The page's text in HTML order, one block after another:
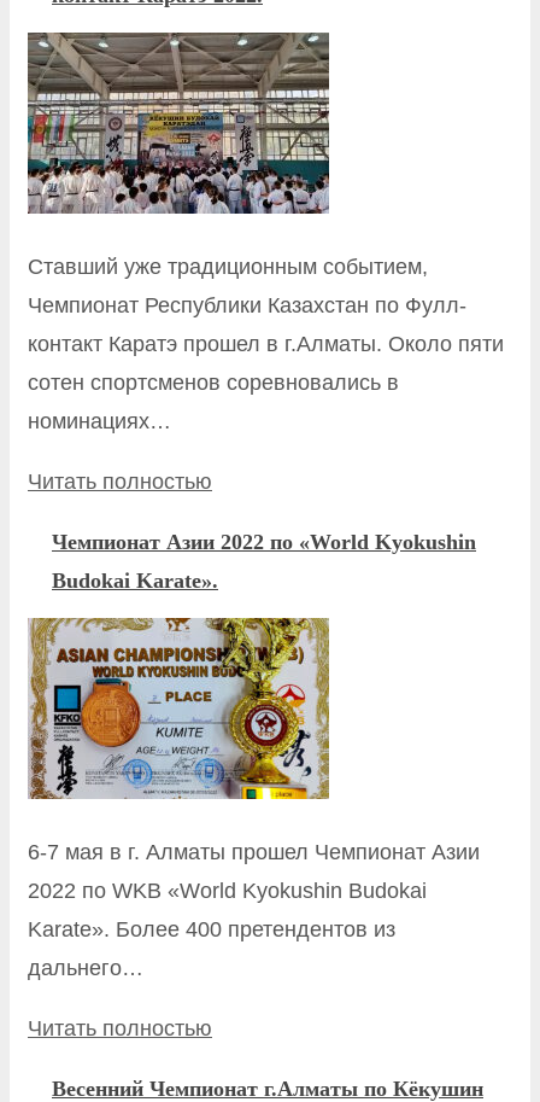
Ставший уже традиционным событием,
Чемпионат Республики Казахстан по Фулл-
контакт Каратэ прошел в г.Алматы. Около пяти
сотен спортсменов соревновались в
номинациях…
Читать полностью
Чемпионат Азии 2022 по «World Kyokushin
Budokai Karate».
6-7 мая в г. Алматы прошел Чемпионат Азии
2022 по WKB «World Kyokushin Budokai
Karate». Более 400 претендентов из
дальнего…
Читать полностью
Весенний Чемпионат г.Алматы по Кёкушин